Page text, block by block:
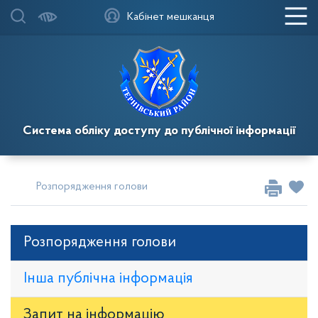
Система обліку доступу до публічної інформації
Кабінет мешканця
Розпорядження голови
Розпорядження голови
Інша публічна інформація
Запит на iнформацію